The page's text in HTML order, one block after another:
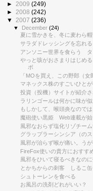
► 2009 (249)
► 2008 (242)
▼ 2007 (236)
▼ December(24)
夏に雪かきを、冬に麦わら
サラダドレッシングを忘れる
アンソニー世界を食らう
やっと咳がおさまりはじめ
ボ
「MOを買え、この野郎（
マネックス株のすごいひと
投資（投機）サイトが紹介
ラリンゴールは何かに味が
もしかして、喉頭炎なのでは
魔砲使い黒姫 Web連載が始
風邪なおらず塩化リゾチー
グラップラーシンシア（の
風邪が治らず喉が痛い。う
FireFox使いの貴方におす
風邪をひいて寝るべきなの
とかちからの刺客 しるこ缶
シュトーレンを食べる
お風呂の洗剤どれがいい？